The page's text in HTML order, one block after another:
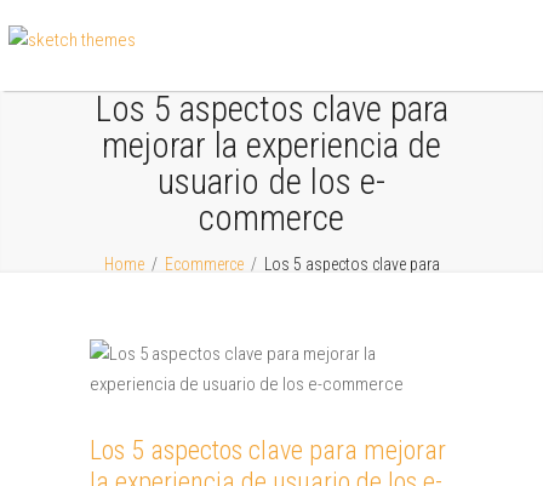
Los 5 aspectos clave para
mejorar la experiencia de
usuario de los e-
commerce
Home / Ecommerce /
Los 5 aspectos clave para
Los 5 aspectos clave para mejorar